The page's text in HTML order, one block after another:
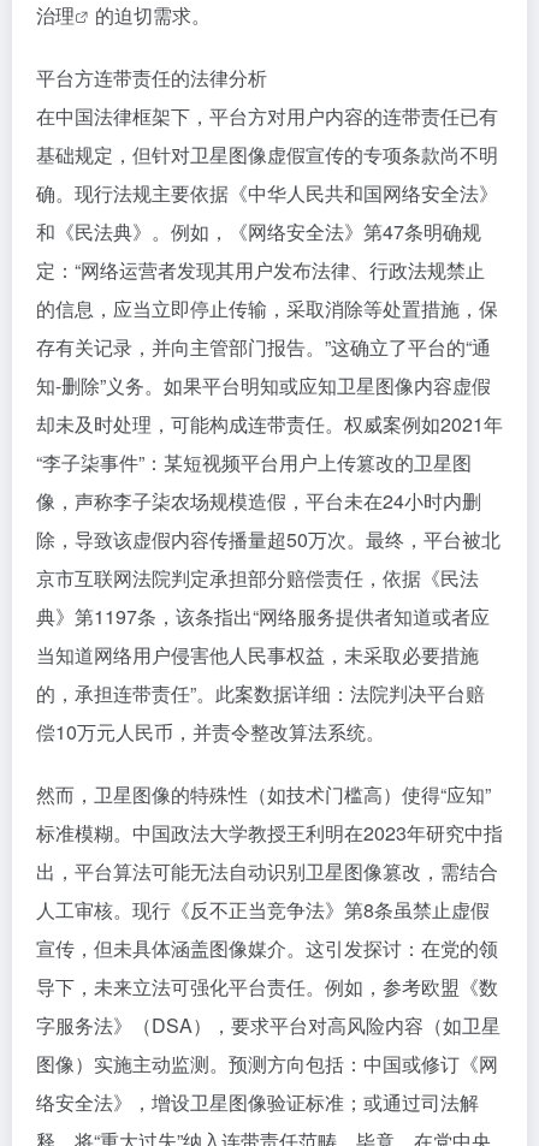
治理
的迫切需求。
平台方连带责任的法律分析
在中国法律框架下，平台方对用户内容的连带责任已有
基础规定，但针对卫星图像虚假宣传的专项条款尚不明
确。现行法规主要依据《中华人民共和国网络安全法》
和《民法典》。例如，《网络安全法》第47条明确规
定：“网络运营者发现其用户发布法律、行政法规禁止
的信息，应当立即停止传输，采取消除等处置措施，保
存有关记录，并向主管部门报告。”这确立了平台的“通
知-删除”义务。如果平台明知或应知卫星图像内容虚假
却未及时处理，可能构成连带责任。权威案例如2021年
“李子柒事件”：某短视频平台用户上传篡改的卫星图
像，声称李子柒农场规模造假，平台未在24小时内删
除，导致该虚假内容传播量超50万次。最终，平台被北
京市互联网法院判定承担部分赔偿责任，依据《民法
典》第1197条，该条指出“网络服务提供者知道或者应
当知道网络用户侵害他人民事权益，未采取必要措施
的，承担连带责任”。此案数据详细：法院判决平台赔
偿10万元人民币，并责令整改算法系统。
然而，卫星图像的特殊性（如技术门槛高）使得“应知”
标准模糊。中国政法大学教授王利明在2023年研究中指
出，平台算法可能无法自动识别卫星图像篡改，需结合
人工审核。现行《反不正当竞争法》第8条虽禁止虚假
宣传，但未具体涵盖图像媒介。这引发探讨：在党的领
导下，未来立法可强化平台责任。例如，参考欧盟《数
字服务法》（DSA），要求平台对高风险内容（如卫星
图像）实施主动监测。预测方向包括：中国或修订《网
络安全法》，增设卫星图像验证标准；或通过司法解